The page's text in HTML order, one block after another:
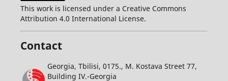
This work is licensed under a Creative Commons
Attribution 4.0 International License.
Contact
Georgia, Tbilisi, 0175., M. Kostava Street 77,
Building IV.-Georgia